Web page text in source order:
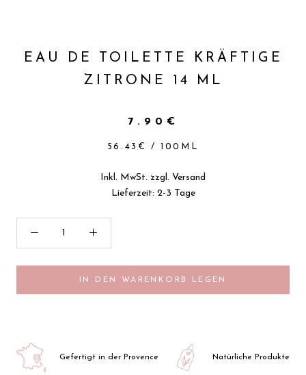
EAU DE TOILETTE KRÄFTIGE
ZITRONE 14 ML
7.90€
56.43€ / 100 ML
Inkl. MwSt. zzgl. Versand
Lieferzeit: 2-3 Tage
IN DEN WARENKORB LEGEN
Gefertigt in der Provence Natürliche Produkte